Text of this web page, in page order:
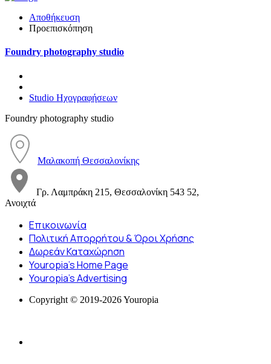
Αποθήκευση
Προεπισκόπηση
Foundry photography studio
Studio Ηχογραφήσεων
Foundry photography studio
Μαλακοπή Θεσσαλονίκης
Γρ. Λαμπράκη 215, Θεσσαλονίκη 543 52,
Ανοιχτά
Επικοινωνία
Πολιτική Απορρήτου & Όροι Χρήσης
Δωρεάν Καταχώρηση
Youropia’s Home Page
Youropia’s Advertising
Copyright © 2019-2026 Youropia